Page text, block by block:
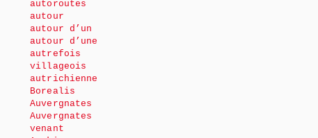
autoroutes
autour
autour d’un
autour d’une
autrefois
villageois
autrichienne
Borealis
Auvergnates
Auvergnates
venant